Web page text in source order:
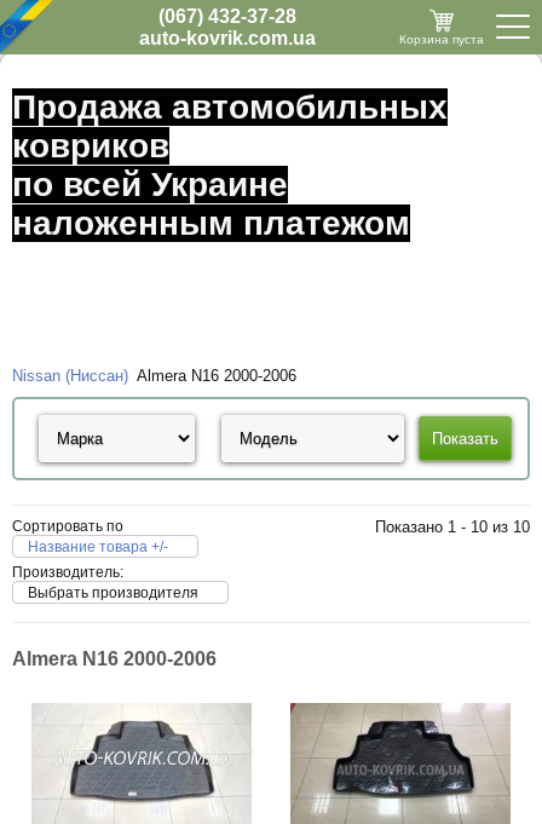
(067) 432-37-28
auto-kovrik.com.ua
Корзина пуста
Продажа автомобильных
ковриков
по всей Украине
наложенным платежом
Nissan (Ниссан) Almera N16 2000-2006
Сортировать по
Название товара +/-
Производитель:
Выбрать производителя
Показано 1 - 10 из 10
Almera N16 2000-2006